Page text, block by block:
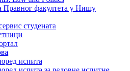
факултета у Нишу
студената
испита